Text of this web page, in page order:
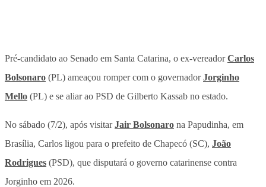
Pré-candidato ao Senado em Santa Catarina, o ex-vereadorCarlos
Bolsonaro (PL) ameaçou romper com o governadorJorginho
Mello (PL) e se aliar ao PSD de Gilberto Kassab no estado.
No sábado (7/2), após visitarJair Bolsonaro na Papudinha, em
Brasília, Carlos ligou para o prefeito de Chapecó (SC), João
Rodrigues (PSD), que disputará o governo catarinense contra
Jorginho em 2026.